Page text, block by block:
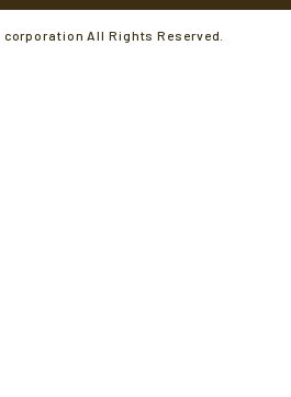
All Rights Reserved.